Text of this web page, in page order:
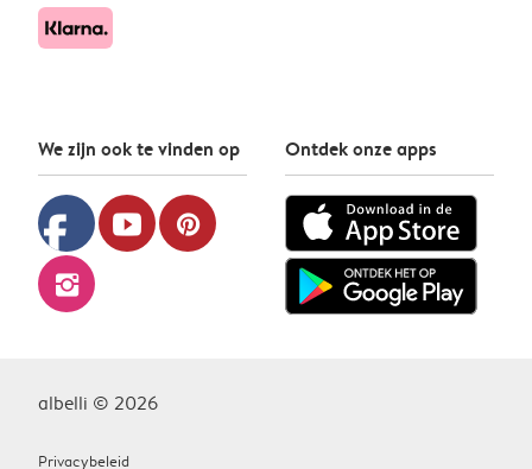
We zijn ook te vinden op
facebook youtube pinterest
instagram
Ontdek onze apps
albelli © 2026
Privacybeleid